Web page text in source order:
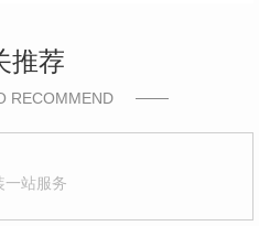
推荐
RECOMMEND
一站服务